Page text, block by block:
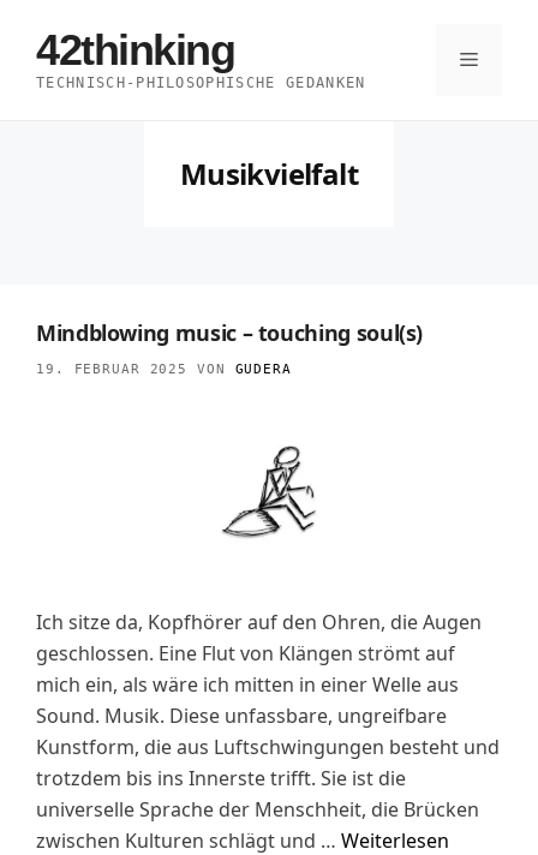
Inhalt
springen
42thinking
TECHNISCH-PHILOSOPHISCHE GEDANKEN
Menü
Musikvielfalt
Mindblowing music – touching soul(s)
19. FEBRUAR 2025 VON GUDERA
Ich sitze da, Kopfhörer auf den Ohren, die Augen
geschlossen. Eine Flut von Klängen strömt auf
mich ein, als wäre ich mitten in einer Welle aus
Sound. Musik. Diese unfassbare, ungreifbare
Kunstform, die aus Luftschwingungen besteht und
trotzdem bis ins Innerste trifft. Sie ist die
universelle Sprache der Menschheit, die Brücken
zwischen Kulturen schlägt und … Weiterlesen